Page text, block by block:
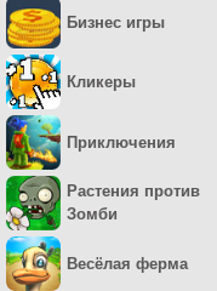
Бизнес игры
Кликеры
Приключения
Растения против
Зомби
Весёлая ферма